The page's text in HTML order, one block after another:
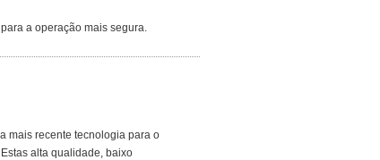
a operação mais segura.
mais recente tecnologia para o
alta qualidade, baixo